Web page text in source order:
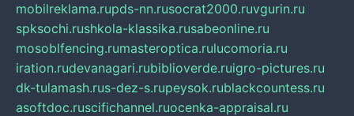
mobilreklama.rupds-nn.rusocrat2000.ruvgurin.ru
spksochi.rushkola-klassika.rusabeonline.ru
mosoblfencing.rumasteroptica.rulucomoria.ru
iration.rudevanagari.rubiblioverde.ruigro-pictures.ru
dk-tulamash.rus-dez-s.rupeysok.rublackcountess.ru
asoftdoc.ruscifichannel.ruocenka-appraisal.ru